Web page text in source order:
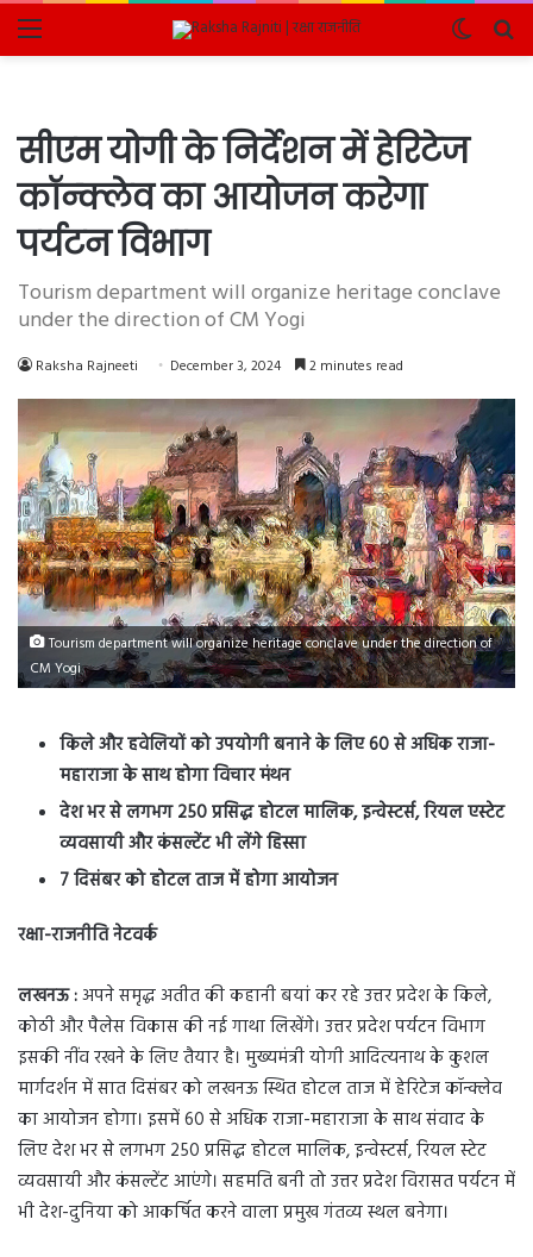
Menu
Switch
skin
सीएम योगी के निर्देशन में हेरिटेज
कॉन्क्लेव का आयोजन करेगा
पर्यटन विभाग
Tourism department will organize heritage conclave
under the direction of CM Yogi
Raksha Rajneeti December 3, 2024 2 minutes read
Tourism department will organize heritage conclave under the direction of
CM Yogi
किले और हवेलियों को उपयोगी बनाने के लिए 60 से अधिक राजा-
महाराजा के साथ होगा विचार मंथन
देश भर से लगभग 250 प्रसिद्ध होटल मालिक, इन्वेस्टर्स, रियल एस्टेट
व्यवसायी और कंसल्टेंट भी लेंगे हिस्सा
7 दिसंबर को होटल ताज में होगा आयोजन
रक्षा-राजनीति नेटवर्क
लखनऊ :अपने समृद्ध अतीत की कहानी बयां कर रहे उत्तर प्रदेश के किले,
कोठी और पैलेस विकास की नई गाथा लिखेंगे। उत्तर प्रदेश पर्यटन विभाग
इसकी नींव रखने के लिए तैयार है। मुख्यमंत्री योगी आदित्यनाथ के कुशल
मार्गदर्शन में सात दिसंबर को लखनऊ स्थित होटल ताज में हेरिटेज कॉन्क्लेव
का आयोजन होगा। इसमें 60 से अधिक राजा-महाराजा के साथ संवाद के
लिए देश भर से लगभग 250 प्रसिद्ध होटल मालिक, इन्वेस्टर्स, रियल स्टेट
व्यवसायी और कंसल्टेंट आएंगे। सहमति बनी तो उत्तर प्रदेश विरासत पर्यटन में
भी देश-दुनिया को आकर्षित करने वाला प्रमुख गंतव्य स्थल बनेगा।